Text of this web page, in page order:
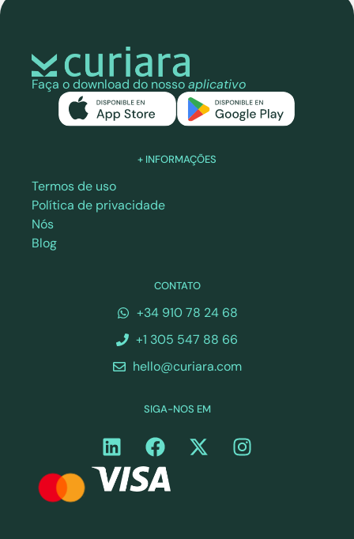
Faça o download do nossoaplicativo
+ INFORMAÇÕES
Termos de uso
Política de privacidade
Nós
Blog
CONTATO
+34 910 78 24 68
+1 305 547 88 66
hello@curiara.com
SIGA-NOS EM